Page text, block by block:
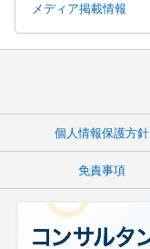
メディア掲載情報
個人情報保護方針
免責事項